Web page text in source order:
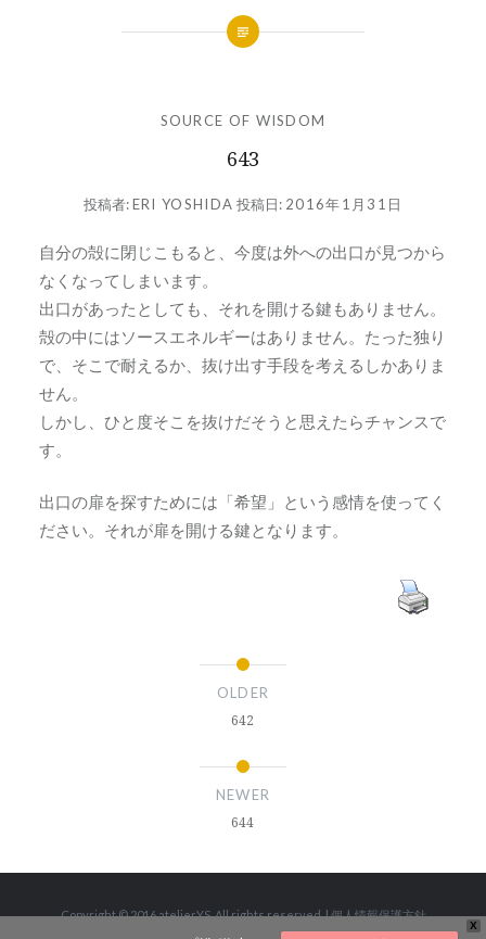
SOURCE OF WISDOM
643
投稿者:ERI YOSHIDA 投稿日: 2016年1月31日
自分の殻に閉じこもると、今度は外への出口が見つから
なくなってしまいます。
出口があったとしても、それを開ける鍵もありません。
殻の中にはソースエネルギーはありません。たった独り
で、そこで耐えるか、抜け出す手段を考えるしかありま
せん。
しかし、ひと度そこを抜けだそうと思えたらチャンスで
す。
出口の扉を探すためには「希望」という感情を使ってく
ださい。それが扉を開ける鍵となります。
OLDER
642
NEWER
644
Copyright © 2016 atelierYS. All rights reserved.|個人情報保護方針
Theme: Dyad byWordPress.com.
X